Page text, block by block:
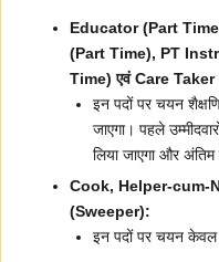
Educator (Part
(Part Time), PT
Time) एवं Care
इन पदों पर चयन
जाएगा। पहले
लिया जाएगा और
Cook, Helper-cum-
(Sweeper):
इन पदों पर चयन केवल